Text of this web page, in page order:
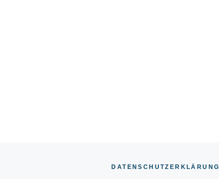
DATENSCHUTZERKLÄRUNG